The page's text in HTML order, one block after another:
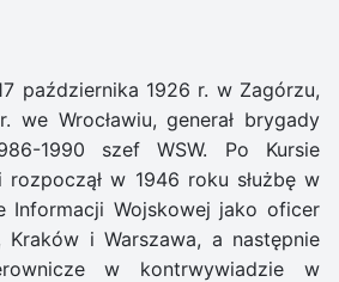
października 1926 r. w Zagórzu,
we Wrocławiu, generał brygady
1990 szef WSW. Po Kursie
w 1946 roku służbę w
Informacji Wojskowej jako oficer
i Warszawa, a następnie
w kontrwywiadzie w